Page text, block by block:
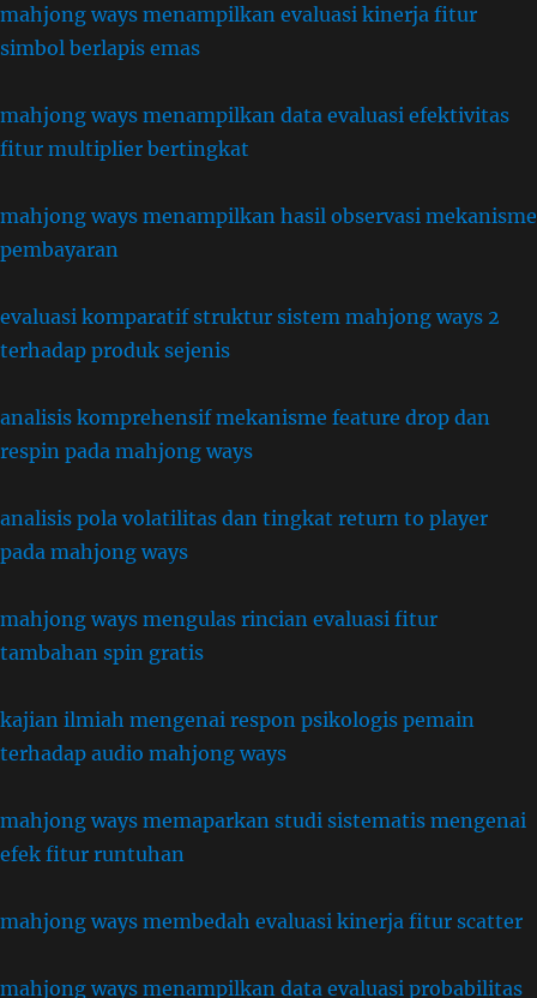
mahjong ways menampilkan evaluasi kinerja fitur
simbol berlapis emas
mahjong ways menampilkan data evaluasi efektivitas
fitur multiplier bertingkat
mahjong ways menampilkan hasil observasi mekanisme
pembayaran
evaluasi komparatif struktur sistem mahjong ways 2
terhadap produk sejenis
analisis komprehensif mekanisme feature drop dan
respin pada mahjong ways
analisis pola volatilitas dan tingkat return to player
pada mahjong ways
mahjong ways mengulas rincian evaluasi fitur
tambahan spin gratis
kajian ilmiah mengenai respon psikologis pemain
terhadap audio mahjong ways
mahjong ways memaparkan studi sistematis mengenai
efek fitur runtuhan
mahjong ways membedah evaluasi kinerja fitur scatter
mahjong ways menampilkan data evaluasi probabilitas